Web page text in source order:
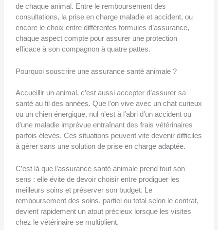
de chaque animal. Entre le remboursement des
consultations, la prise en charge maladie et accident, ou
encore le choix entre différentes formules d’assurance,
chaque aspect compte pour assurer une protection
efficace à son compagnon à quatre pattes.
Pourquoi souscrire une assurance santé animale ?
Accueillir un animal, c’est aussi accepter d’assurer sa
santé au fil des années. Que l’on vive avec un chat curieux
ou un chien énergique, nul n’est à l’abri d’un accident ou
d’une maladie imprévue entraînant des frais vétérinaires
parfois élevés. Ces situations peuvent vite devenir difficiles
à gérer sans une solution de prise en charge adaptée.
C’est là que l’assurance santé animale prend tout son
sens : elle évite de devoir choisir entre prodiguer les
meilleurs soins et préserver son budget. Le
remboursement des soins, partiel ou total selon le contrat,
devient rapidement un atout précieux lorsque les visites
chez le vétérinaire se multiplient.